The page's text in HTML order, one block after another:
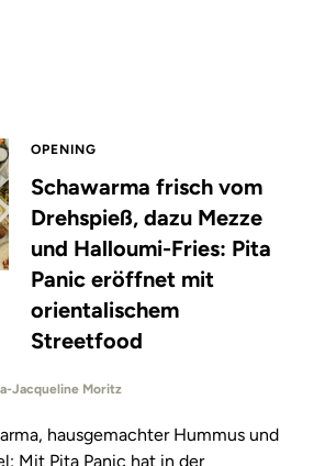
OPENING
Schawarma frisch vom
Drehspieß, dazu Mezze
und Halloumi-Fries: Pita
Panic eröffnet mit
orientalischem
Streetfood
Jacqueline Moritz
hausgemachter Hummus und
Mit Pita Panic hat in der